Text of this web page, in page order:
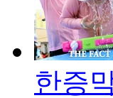
한증